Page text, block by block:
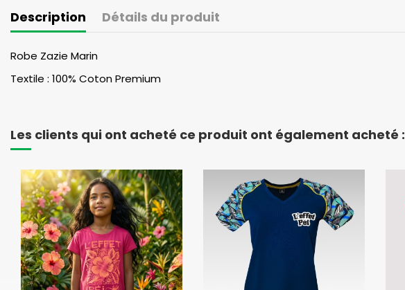
Description Détails du produit
Robe Zazie Marin
Textile : 100% Coton Premium
Les clients qui ont acheté ce produit ont également acheté :